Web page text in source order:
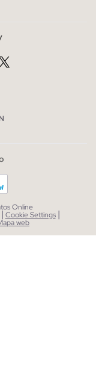
Online
| Cookie Settings |
web